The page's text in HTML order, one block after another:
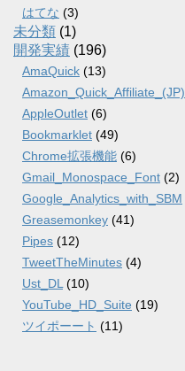
はてな (3)
未分類 (1)
開発実績 (196)
AmaQuick (13)
Amazon_Quick_Affiliate_(JP)
AppleOutlet (6)
Bookmarklet (49)
Chrome拡張機能 (6)
Gmail_Monospace_Font (2)
Google_Analytics_with_SBM
Greasemonkey (41)
Pipes (12)
TweetTheMinutes (4)
Ust_DL(10)
YouTube_HD_Suite (19)
ツイポーート (11)